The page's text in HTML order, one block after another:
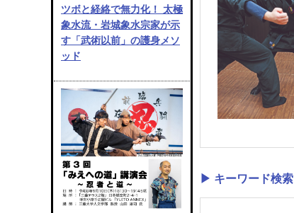
ツボと経絡で無力化！ 太極
象水流・岩城象水宗家が示
す「武術以前」の護身メソ
ッド
▶ キーワード検索